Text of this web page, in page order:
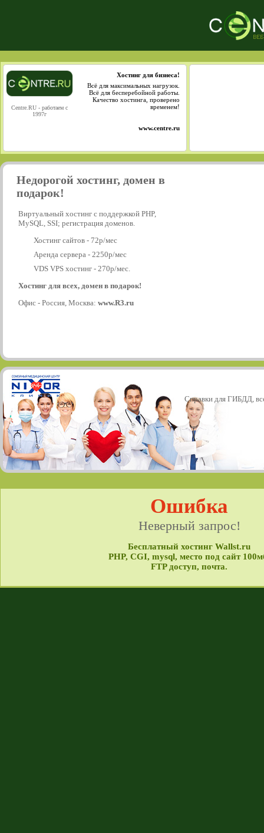
Centre.RU - работаем с
1997г
Хостинг для бизнеса!
Всё для максимальных нагрузок.
Всё для бесперебойной работы.
Качество хостинга, проверено
временем!
www.centre.ru
Недорогой хостинг, домен в
подарок!
Виртуальный хостинг с поддержкой PHP,
MySQL, SSI; регистрация доменов.
Хостинг сайтов - 72р/мес
Аренда сервера - 2250р/мес
VDS VPS хостинг - 270р/мес.
Хостинг для всех, домен в подарок!
Офис - Россия, Москва: www.R3.ru
Справки для ГИБДД,
Ошибка
Неверный запрос!
Бесплатный хостинг Wallst.ru
PHP, CGI, mysql, место под сайт
FTP доступ, почта.